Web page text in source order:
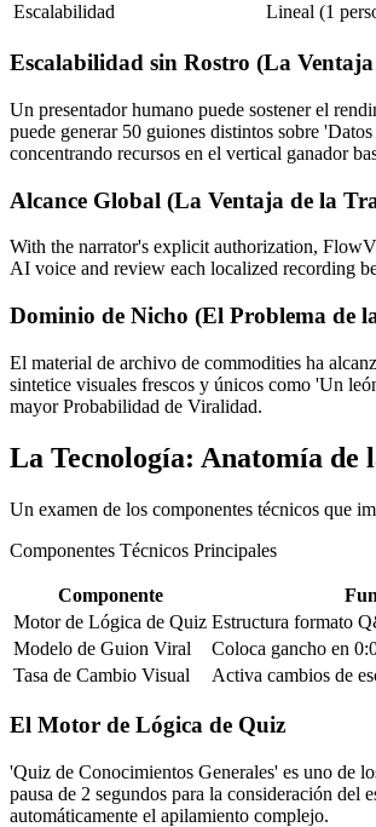
Escalabilidad
Lineal (1
Escalabilidad sin Rostro (La
Un presentador humano puede sostener el
puede generar 50 guiones distintos sobre
concentrando recursos en el vertical ganador
Alcance Global (La Ventaja de la
With the narrator's explicit authorization,
AI voice and review each localized recording
Dominio de Nicho (El Problema de
El material de archivo de commodities ha
sintetice visuales frescos y únicos como 'Un
mayor Probabilidad de Viralidad.
La Tecnología: Anatomía
Un examen de los componentes técnicos que
Componentes Técnicos Principales
Componente
Motor de Lógica de Quiz Estructura formato
Modelo de Guion Viral
Coloca gancho en
Tasa de Cambio Visual
Activa cambios de
El Motor de Lógica de Quiz
'Quiz de Conocimientos Generales' es uno de
pausa de 2 segundos para la consideración
automáticamente el apilamiento complejo.